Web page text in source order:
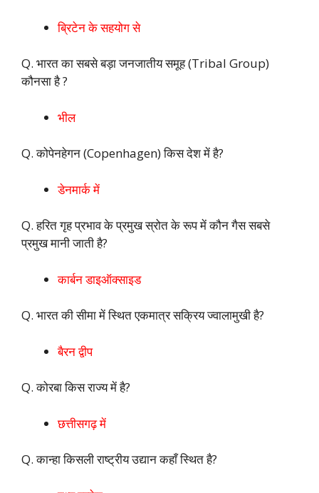
ब्रिटेन के सहयोग से
Q. भारत का सबसे बड़ा जनजातीय समूह (Tribal Group)
कौनसा है ?
भील
Q. कोपेनहेगन (Copenhagen) किस देश में है?
डेनमार्क में
Q. हरित गृह प्रभाव के प्रमुख स्रोत के रूप में कौन गैस सबसे
प्रमुख मानी जाती है?
कार्बन डाइऑक्साइड
Q. भारत की सीमा में स्थित एकमात्र सक्रिय ज्वालामुखी है?
बैरन द्वीप
Q. कोरबा किस राज्य में है?
छत्तीसगढ़ में
Q. कान्हा किसली राष्ट्रीय उद्यान कहाँ स्थित है?